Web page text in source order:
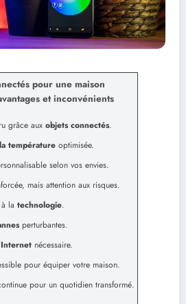
pour une maison
et inconvénients
grâce aux objets connectés.
température optimisée.
selon vos envies.
mais attention aux risques.
la technologie.
perturbantes.
Internet nécessaire.
pour équiper votre maison.
pour un quotidien transformé.